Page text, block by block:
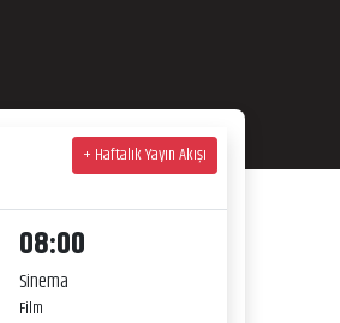
+ Haftalık Yayın Akışı
08:00
Sinema
Film